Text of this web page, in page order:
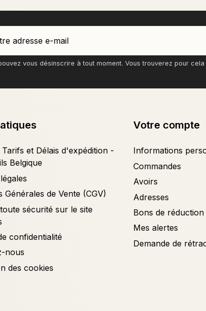
vous désinscrire à tout moment. Vous trouverez pour
et Délais d'expédition -
Belgique
Générales de Vente (CGV)
sécurité sur le site
confidentialité
nous
des cookies
Votre compte
Informations
Commandes
Avoirs
Adresses
Bons de réduction
Mes alertes
Demande de